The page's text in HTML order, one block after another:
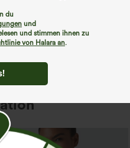
du
und
und stimmen ihnen zu
von Halara an.